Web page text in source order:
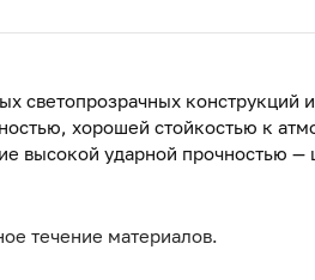
светопрозрачных конструкций
хорошей стойкостью к
ударной прочностью —
течение материалов.